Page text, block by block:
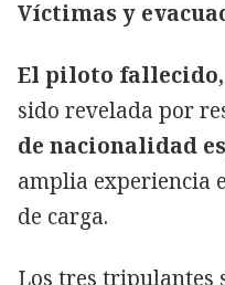
Víctimas y
El piloto fallecido,
sido revelada por
de nacionalidad
amplia experiencia
de carga.
Los tres